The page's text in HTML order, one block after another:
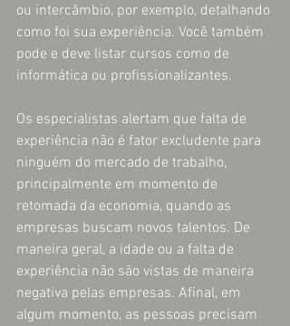
ou intercâmbio, por exemplo, detalhando
como foi sua experiência. Você também
pode e deve listar cursos como de
informática ou profissionalizantes.
Os especialistas alertam que falta de
experiência não é fator excludente para
ninguém do mercado de trabalho,
principalmente em momento de
retomada da economia, quando as
empresas buscam novos talentos. De
maneira geral, a idade ou a falta de
experiência não são vistas de maneira
negativa pelas empresas. Afinal, em
algum momento, as pessoas precisam